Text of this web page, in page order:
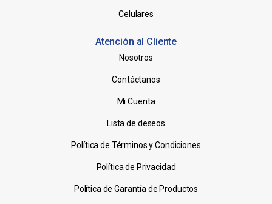
Celulares
Atención al Cliente
Nosotros
Contáctanos
Mi Cuenta
Lista de deseos
Política de Términos y Condiciones
Política de Privacidad
Política de Garantía de Productos